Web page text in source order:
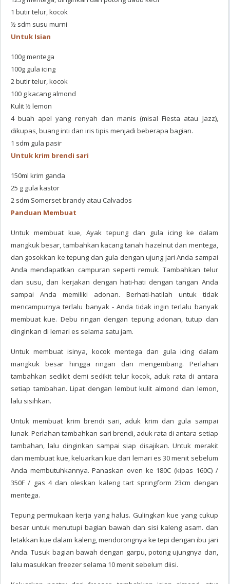
1 butir telur, kocok
½ sdm susu murni
Untuk Isian
100g mentega
100g gula icing
2 butir telur, kocok
100 g kacang almond
Kulit ½ lemon
4 buah apel yang renyah dan manis (misal Fiesta atau Jazz),
dikupas, buang inti dan iris tipis menjadi beberapa bagian.
1 sdm gula pasir
Untuk krim brendi sari
150ml krim ganda
25 g gula kastor
2 sdm Somerset brandy atau Calvados
Panduan Membuat
Untuk membuat kue, Ayak tepung dan gula icing ke dalam
mangkuk besar, tambahkan kacang tanah hazelnut dan mentega,
dan gosokkan ke tepung dan gula dengan ujung jari Anda sampai
Anda mendapatkan campuran seperti remuk. Tambahkan telur
dan susu, dan kerjakan dengan hati-hati dengan tangan Anda
sampai Anda memiliki adonan. Berhati-hatilah untuk tidak
mencampurnya terlalu banyak - Anda tidak ingin terlalu banyak
membuat kue. Debu ringan dengan tepung adonan, tutup dan
dinginkan di lemari es selama satu jam.
Untuk membuat isinya, kocok mentega dan gula icing dalam
mangkuk besar hingga ringan dan mengembang. Perlahan
tambahkan sedikit demi sedikit telur kocok, aduk rata di antara
setiap tambahan. Lipat dengan lembut kulit almond dan lemon,
lalu sisihkan.
Untuk membuat krim brendi sari, aduk krim dan gula sampai
lunak. Perlahan tambahkan sari brendi, aduk rata di antara setiap
tambahan, lalu dinginkan sampai siap disajikan. Untuk merakit
dan membuat kue, keluarkan kue dari lemari es 30 menit sebelum
Anda membutuhkannya. Panaskan oven ke 180C (kipas 160C) /
350F / gas 4 dan oleskan kaleng tart springform 23cm dengan
mentega.
Tepung permukaan kerja yang halus. Gulingkan kue yang cukup
besar untuk menutupi bagian bawah dan sisi kaleng asam. dan
letakkan kue dalam kaleng, mendorongnya ke tepi dengan ibu jari
Anda. Tusuk bagian bawah dengan garpu, potong ujungnya dan,
lalu masukkan freezer selama 10 menit sebelum diisi.